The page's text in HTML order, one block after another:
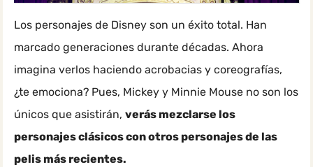
Los personajes de Disney son un éxito total. Han
marcado generaciones durante décadas. Ahora
imagina verlos haciendo acrobacias y coreografías,
¿te emociona? Pues, Mickey y Minnie Mouse no son los
únicos que asistirán, verás mezclarse los
personajes clásicos con otros personajes de las
pelis más recientes.